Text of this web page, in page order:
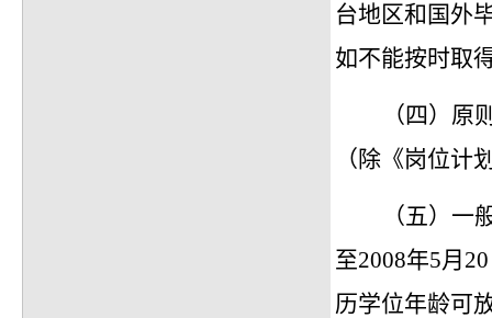
台地区和国外
如不能按时取
（四）
（除《岗位计
（五）一
至2008年5月
历学位年龄可